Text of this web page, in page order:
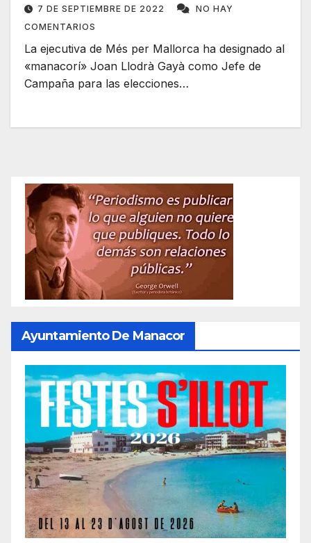
7 DE SEPTIEMBRE DE 2022
NO HAY
COMENTARIOS
La ejecutiva de Més per Mallorca ha designado al
«manacorí» Joan Llodrà Gayà como Jefe de
Campaña para las elecciones…
Ayuntamiento De Manacor